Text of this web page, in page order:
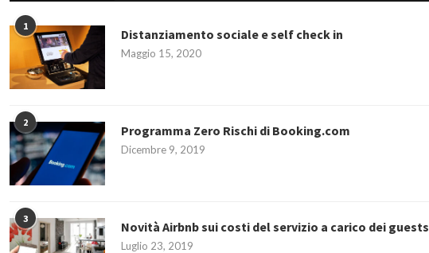
1
Distanziamento sociale e self check in
Maggio 15, 2020
2
Programma Zero Rischi di Booking.com
Dicembre 9, 2019
3
Novità Airbnb sui costi del servizio a carico dei guests
Luglio 23, 2019